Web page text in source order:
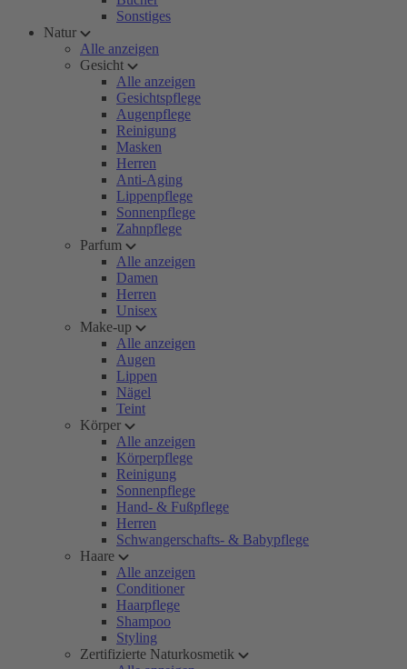
Sonstiges
Natur
Alle anzeigen
Gesicht
Alle anzeigen
Gesichtspflege
Augenpflege
Reinigung
Masken
Herren
Anti-Aging
Lippenpflege
Sonnenpflege
Zahnpflege
Parfum
Alle anzeigen
Damen
Herren
Unisex
Make-up
Alle anzeigen
Augen
Lippen
Nägel
Teint
Körper
Alle anzeigen
Körperpflege
Reinigung
Sonnenpflege
Hand- & Fußpflege
Herren
Schwangerschafts- & Babypflege
Haare
Alle anzeigen
Conditioner
Haarpflege
Shampoo
Styling
Zertifizierte Naturkosmetik